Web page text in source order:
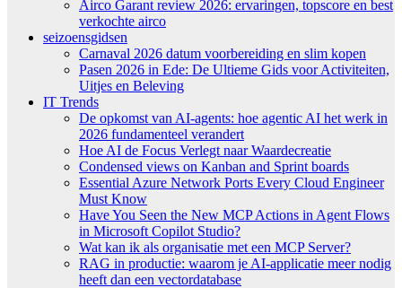
Airco Garant review 2026: ervaringen, topscore en best
verkochte airco
seizoensgidsen
Carnaval 2026 datum voorbereiding en slim kopen
Pasen 2026 in Ede: De Ultieme Gids voor Activiteiten,
Uitjes en Beleving
IT Trends
De opkomst van AI-agents: hoe agentic AI het werk in
2026 fundamenteel verandert
Hoe AI de Focus Verlegt naar Waardecreatie
Condensed views on Kanban and Sprint boards
Essential Azure Network Ports Every Cloud Engineer
Must Know
Have You Seen the New MCP Actions in Agent Flows
in Microsoft Copilot Studio?
Wat kan ik als organisatie met een MCP Server?
RAG in productie: waarom je AI-applicatie meer nodig
heeft dan een vectordatabase